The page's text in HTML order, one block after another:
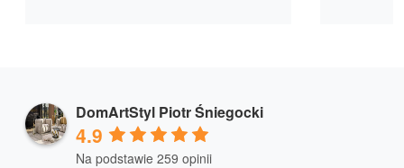
DomArtStyl Piotr Śniegocki
4.9
Na podstawie 259 opinii